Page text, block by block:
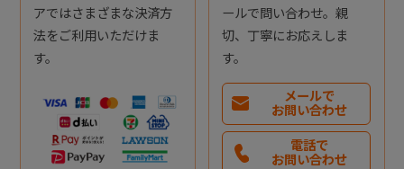
アではさまざまな決済方
法をご利用いただけま
す。
ールで問い合わせ。親
切、丁寧にお応えしま
す。
メールで
お問い合わせ
電話で
お問い合わせ